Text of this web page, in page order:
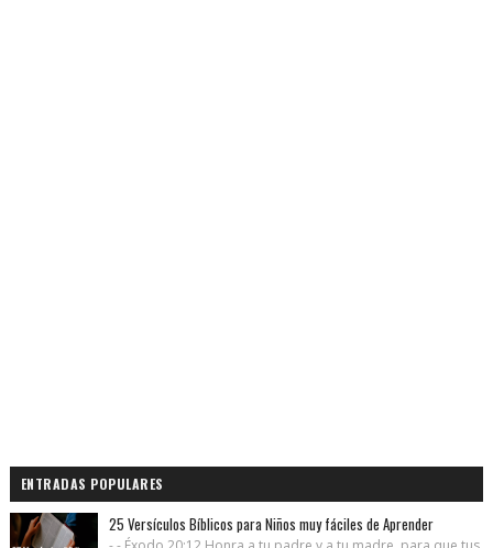
ENTRADAS POPULARES
25 Versículos Bíblicos para Niños muy fáciles de Aprender